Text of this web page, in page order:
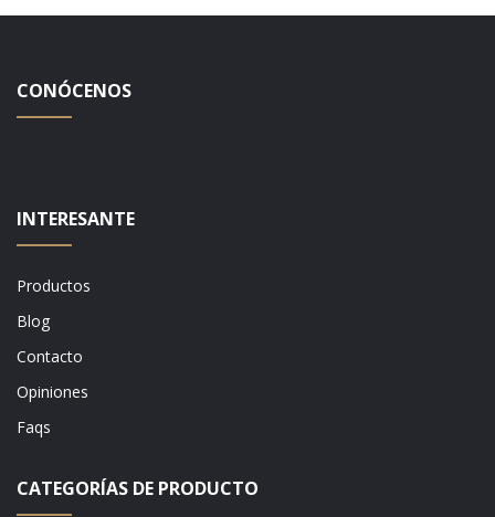
CONÓCENOS
INTERESANTE
Productos
Blog
Contacto
Opiniones
Faqs
CATEGORÍAS DE PRODUCTO